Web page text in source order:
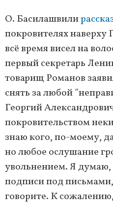
О. Басилашвили
покровителях наверху
всё время висел на
первый секретарь
товарищ Романов
снять за любой
Георгий
покровительством
знаю кого, по-моему,
но любое ослушание
увольнением. Я
подписи под
говорите. К сожалению,